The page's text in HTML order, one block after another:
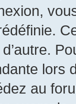
d’autre.
lors
au